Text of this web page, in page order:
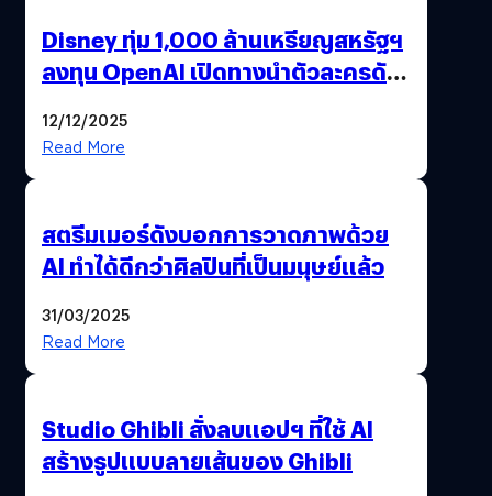
Disney ทุ่ม 1,000 ล้านเหรียญสหรัฐฯ
ลงทุน OpenAI เปิดทางนำตัวละครดัง
12/12/2025
Read More
สตรีมเมอร์ดังบอกการวาดภาพด้วย
AI ทำได้ดีกว่าศิลปินที่เป็นมนุษย์แล้ว
31/03/2025
Read More
Studio Ghibli สั่งลบแอปฯ ที่ใช้ AI
สร้างรูปแบบลายเส้นของ Ghibli